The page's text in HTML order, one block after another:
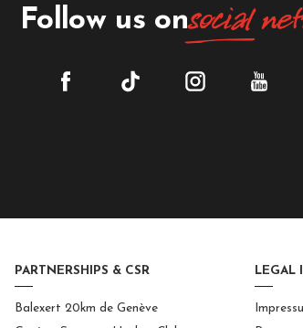
Follow us onsocial
PARTNERSHIPS & CSR
Balexert 20km de Genève
LEGAL